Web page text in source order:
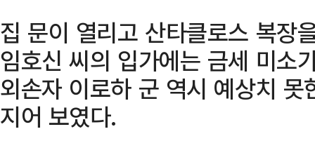
집 문이 열리고 산타클로스 복장
임호신 씨의 입가에는 금세 미소
외손자 이로하 군 역시 예상치
지어 보였다.